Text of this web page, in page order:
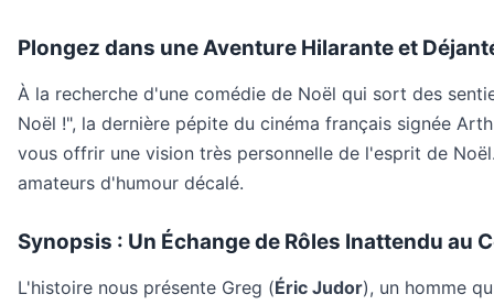
Plongez dans une Aventure Hilarante et
À la recherche d'une comédie de Noël qui sort des
Noël !", la dernière pépite du cinéma français signée
vous offrir une vision très personnelle de l'esprit de
amateurs d'humour décalé.
Synopsis : Un Échange de Rôles Inattendu au
L'histoire nous présente Greg (Éric Judor), un homme